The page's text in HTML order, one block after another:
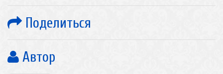
Поделиться
Автор